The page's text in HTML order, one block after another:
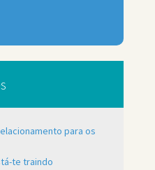
para os
te traindo